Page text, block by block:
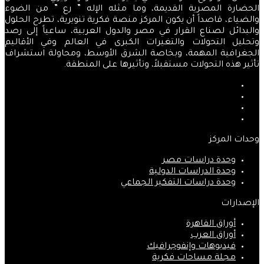
الحضارة المصرية القديمة، وما مثله الإله ” رع ” من الضوء
والضياء، قاصداً أن يكون المركز منصة فكرية تنويرية، تطرح الحلول
والبدائل لصناع القرار في مصر والدول العربية، ساعياً إلى رصد
وتحليل التحولات والتغيرات الكبرى في العالم وفي الأقاليم
الجغرافية المهمة، وبخاصة الشرق الأوسط، ومحاولة استشراف
تأثير هذه التحولات مستقبلاً، وتأثيرها على المنطقة.
وحدات المركز
وحدة دراسات مصر
وحدة الدراسات الدولية
وحدة دراسات التفكير الجماعي
الإصدارات
أوراق القاهرة
أوراق العرب
فيديوهات وإنفوجرافيك
مجلة مساحات فكرية